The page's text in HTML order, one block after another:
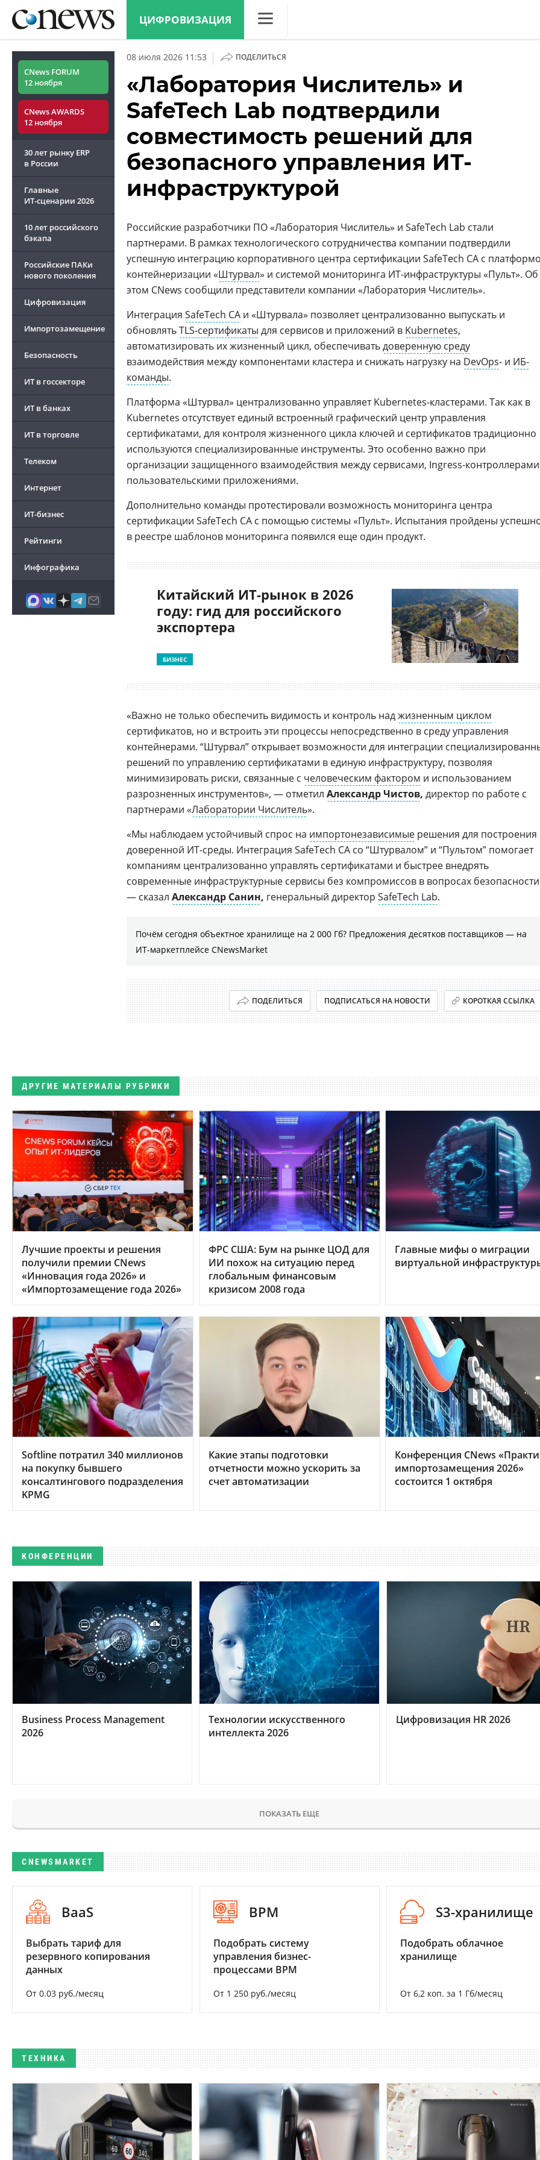
ЦИФРОВИЗАЦИЯ
Конференции
Маркет
Техника
ТВ
CNews FORUM
12 ноября
CNews AWARDS
12 ноября
30 лет рынку ERP
в России
Главные
ИТ-сценарии 2026
10 лет российского
бэкапа
Российские ПАКи
нового поколения
Цифровизация
Импортозамещение
Безопасность
ИТ в госсекторе
ИТ в банках
ИТ в торговле
Телеком
Интернет
ИТ-бизнес
Рейтинги
Инфографика
08 июля 2026 11:53 | ПОДЕЛИТЬСЯ
«Лаборатория Числитель» и
SafeTech Lab подтвердили
совместимость решений для
безопасного управления ИТ-
инфраструктурой
Российские разработчики ПО «Лаборатория Числитель» и SafeTech Lab стали
партнерами. В рамках технологического сотрудничества компании подтвердили
успешную интеграцию корпоративного центра сертификации SafeTech CA с
контейнеризации «Штурвал» и системой мониторинга ИТ-инфраструктуры «Пульт». Об
этом CNews сообщили представители компании «Лаборатория Числитель».
Интеграция SafeTech CA и «Штурвала» позволяет централизованно выпускать и
обновлятьTLS-сертификаты для сервисов и приложений в Kubernetes,
автоматизировать их жизненный цикл, обеспечиватьдоверенную среду
взаимодействия между компонентами кластера и снижать нагрузку на DevOps- и ИБ-
команды.
Платформа «Штурвал» централизованно управляет Kubernetes-кластерами. Так как в
Kubernetes отсутствует единый встроенный графический центр управления
сертификатами, для контроля жизненного цикла ключей и сертификатов традиционно
используются специализированные инструменты. Это особенно важно при
организации защищенного взаимодействия между сервисами, Ingress-
пользовательскими приложениями.
Дополнительно команды протестировали возможность мониторинга центра
сертификации SafeTech CA с помощью системы «Пульт». Испытания пройдены
в реестре шаблонов мониторинга появился еще один продукт.
Китайский ИТ-рынок в 2026
году: гид для российского
экспортера
БИЗНЕС
«Важно не только обеспечить видимость и контроль наджизненным циклом
сертификатов, но и встроить эти процессы непосредственно в среду управления
контейнерами. “Штурвал” открывает возможности для интеграции
решений по управлению сертификатами в единую инфраструктуру, позволяя
минимизировать риски, связанные с человеческим фактором и использованием
разрозненных инструментов», — отметил Александр Чистов, директор по работе с
партнерами «Лаборатории Числитель».
«Мы наблюдаем устойчивый спрос на импортонезависимые решения для построения
доверенной ИТ-среды. Интеграция SafeTech CA со “Штурвалом” и “Пультом” помогает
компаниям централизованно управлять сертификатами и быстрее внедрять
современные инфраструктурные сервисы без компромиссов в вопросах
— сказал Александр Санин, генеральный директор SafeTech Lab.
Почём сегодня объектное хранилище на 2 000 Гб? Предложения десятков поставщиков ― на
ИТ-маркетплейсе CNewsMarket
ПОДЕЛИТЬСЯ ПОДПИСАТЬСЯ НА НОВОСТИ КОРОТКАЯ ССЫЛКА
ДРУГИЕ МАТЕРИАЛЫ РУБРИКИ
Лучшие проекты и решения
получили премии CNews
«Инновация года 2026» и
«Импортозамещение года 2026»
ФРС США: Бум на рынке ЦОД для
ИИ похож на ситуацию перед
глобальным финансовым
кризисом 2008 года
Главные мифы о миграции
виртуальной
Softline потратил 340 миллионов
на покупку бывшего
консалтингового подразделения
KPMG
Какие этапы подготовки
отчетности можно ускорить за
счет автоматизации
Конференция CNews
импортозамещения 2026»
состоится 1 октября
КОНФЕРЕНЦИИ
Business Process Management
2026
Технологии искусственного
интеллекта 2026
Цифровизация HR 2026
ПОКАЗАТЬ ЕЩЕ
CNEWSMARKET
BaaS
Выбрать тариф для
резервного копирования
данных
От 0.03 руб./месяц
BPM
Подобрать систему
управления бизнес-
процессами BPM
От 1 250 руб./месяц
S3-хранилище
Подобрать облачное
хранилище
От 6,2 коп. за 1 Гб/месяц
ТЕХНИКА